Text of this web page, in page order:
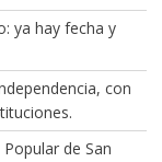
ya hay fecha y
con
de San